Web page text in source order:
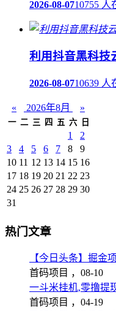
2026-08-0710755 人
利用抖音黑科技
2026-08-0710639 人
« 2026年8月 »
一 二 三 四 五 六 日
1
2
3
4 5 6 7 8
9
10 11 12 13 14 15 16
17 18 19 20 21 22 23
24 25 26 27 28 29 30
31
热门文章
【今日头条】掘金
首码项目 ， 08-10
一斗米挂机,零撸提
首码项目 ， 04-19